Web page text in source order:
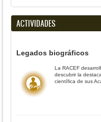
ACTIVIDADES
Legados biográficos
La RACEF
descubrir la
científica de sus